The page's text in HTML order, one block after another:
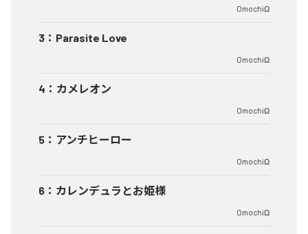
OmochiΩ
3 ： Parasite Love
OmochiΩ
4 ： カメレオン
OmochiΩ
5 ： アンチヒーロー
OmochiΩ
6 ： カレンデュラとお姫様
OmochiΩ